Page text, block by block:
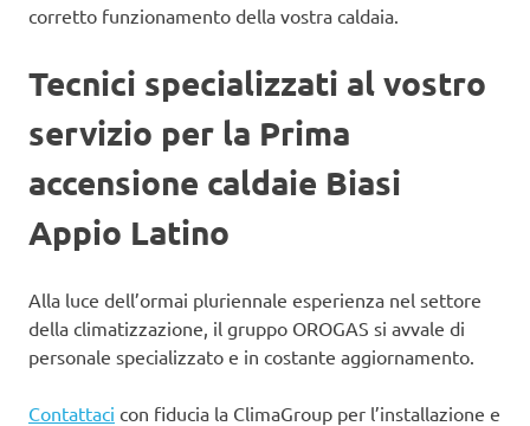
corretto funzionamento della vostra caldaia.
Tecnici specializzati al vostro
servizio per la Prima
accensione caldaie Biasi
Appio Latino
Alla luce dell’ormai pluriennale esperienza nel settore
della climatizzazione, il gruppo OROGAS si avvale di
personale specializzato e in costante aggiornamento.
Contattaci con fiducia la ClimaGroup per l’installazione e